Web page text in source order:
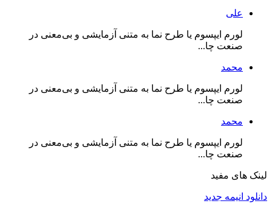
علی
لورم ایپسوم یا طرح‌ نما به متنی آزمایشی و بی‌معنی در
صنعت چا...
محمد
لورم ایپسوم یا طرح‌ نما به متنی آزمایشی و بی‌معنی در
صنعت چا...
محمد
لورم ایپسوم یا طرح‌ نما به متنی آزمایشی و بی‌معنی در
صنعت چا...
لینک های مفید
دانلود انیمه جدید